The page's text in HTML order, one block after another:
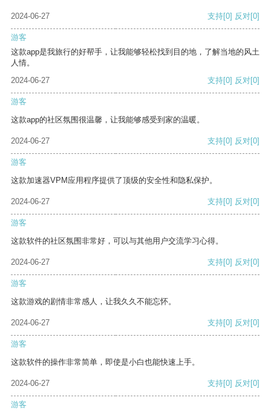
2024-06-27 支持[0] 反对[0]
游客
这款app是我旅行的好帮手，让我能够轻松找到目的地，了解当地的风土
人情。
2024-06-27
支持[0] 反对[0]
游客
这款app的社区氛围很温馨，让我能够感受到家的温暖。
2024-06-27 支持[0] 反对[0]
游客
这款加速器VPM应用程序提供了顶级的安全性和隐私保护。
2024-06-27 支持[0] 反对[0]
游客
这款软件的社区氛围非常好，可以与其他用户交流学习心得。
2024-06-27 支持[0] 反对[0]
游客
这款游戏的剧情非常感人，让我久久不能忘怀。
2024-06-27 支持[0] 反对[0]
游客
这款软件的操作非常简单，即使是小白也能快速上手。
2024-06-27 支持[0] 反对[0]
游客